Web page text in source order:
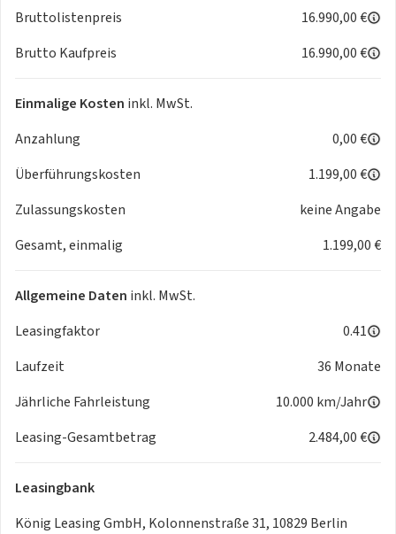
ABS mit ESP
Bordcomputer
Fahrersitz höhenverstellbar
Fahrerairbag
Radio DAB+ MP3 USB Bluetooth-Freisprecheinrichtung
Außenspiegel, elektrisch einstell- und beheizbar
Tempomat
Änderungen und Irrtümer vorbehalten. Bild zeigt
Beispielabbildung des Fahrzeugs. Stand: 07/2025
Bruttolistenpreis
16.990,00 €
Brutto Kaufpreis
16.990,00 €
Einmalige Kosten inkl. MwSt.
Anzahlung
0,00 €
Überführungskosten
1.199,00 €
Zulassungskosten
keine Angabe
Gesamt, einmalig
1.199,00 €
Allgemeine Daten inkl. MwSt.
Leasingfaktor
0.41
Laufzeit
36 Monate
Jährliche Fahrleistung
10.000 km/Jahr
Leasing-Gesamtbetrag
2.484,00 €
Leasingbank
König Leasing GmbH, Kolonnenstraße 31, 10829 Berlin